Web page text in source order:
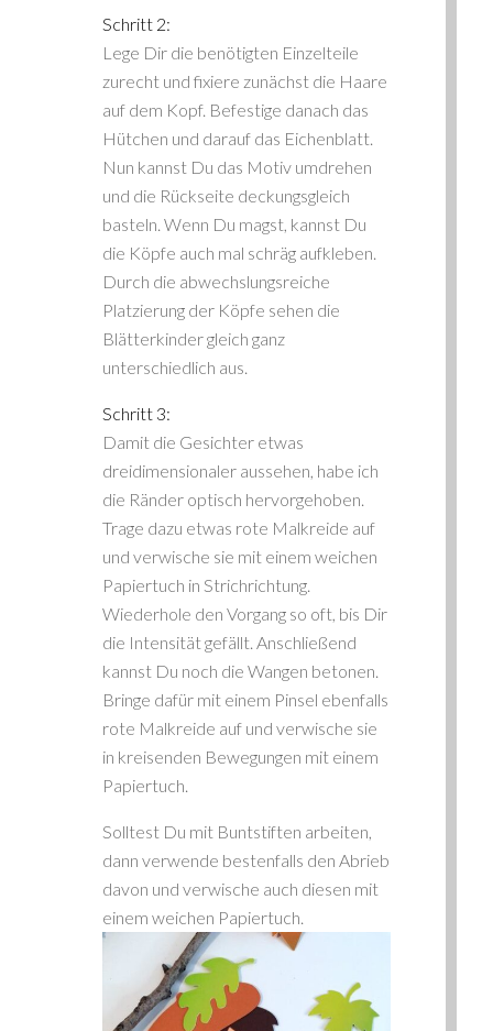
Schritt 2:
Lege Dir die benötigten Einzelteile
zurecht und fixiere zunächst die Haare
auf dem Kopf. Befestige danach das
Hütchen und darauf das Eichenblatt.
Nun kannst Du das Motiv umdrehen
und die Rückseite deckungsgleich
basteln. Wenn Du magst, kannst Du
die Köpfe auch mal schräg aufkleben.
Durch die abwechslungsreiche
Platzierung der Köpfe sehen die
Blätterkinder gleich ganz
unterschiedlich aus.
Schritt 3:
Damit die Gesichter etwas
dreidimensionaler aussehen, habe ich
die Ränder optisch hervorgehoben.
Trage dazu etwas rote Malkreide auf
und verwische sie mit einem weichen
Papiertuch in Strichrichtung.
Wiederhole den Vorgang so oft, bis Dir
die Intensität gefällt. Anschließend
kannst Du noch die Wangen betonen.
Bringe dafür mit einem Pinsel ebenfalls
rote Malkreide auf und verwische sie
in kreisenden Bewegungen mit einem
Papiertuch.
Solltest Du mit Buntstiften arbeiten,
dann verwende bestenfalls den Abrieb
davon und verwische auch diesen mit
einem weichen Papiertuch.